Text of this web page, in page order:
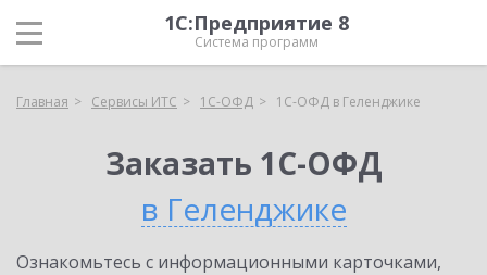
1С:Предприятие 8
Система программ
Главная Сервисы ИТС 1С-ОФД 1С-ОФД в Геленджике
Заказать 1С-ОФД
в Геленджике
Ознакомьтесь с информационными карточками,